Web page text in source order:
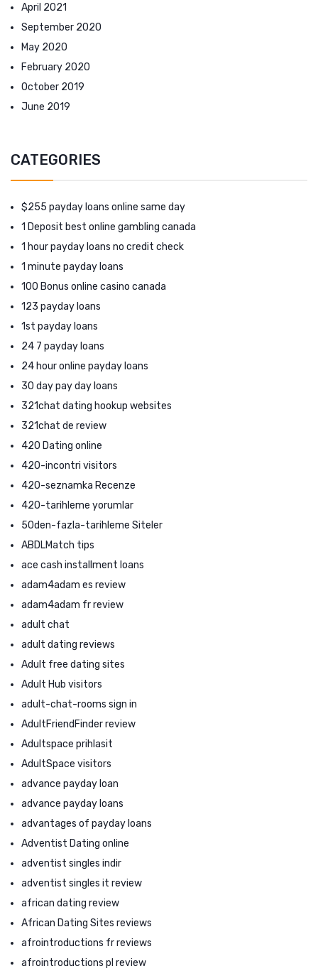
April 2021
September 2020
May 2020
February 2020
October 2019
June 2019
CATEGORIES
$255 payday loans online same day
1 Deposit best online gambling canada
1 hour payday loans no credit check
1 minute payday loans
100 Bonus online casino canada
123 payday loans
1st payday loans
24 7 payday loans
24 hour online payday loans
30 day pay day loans
321chat dating hookup websites
321chat de review
420 Dating online
420-incontri visitors
420-seznamka Recenze
420-tarihleme yorumlar
50den-fazla-tarihleme Siteler
ABDLMatch tips
ace cash installment loans
adam4adam es review
adam4adam fr review
adult chat
adult dating reviews
Adult free dating sites
Adult Hub visitors
adult-chat-rooms sign in
AdultFriendFinder review
Adultspace prihlasit
AdultSpace visitors
advance payday loan
advance payday loans
advantages of payday loans
Adventist Dating online
adventist singles indir
adventist singles it review
african dating review
African Dating Sites reviews
afrointroductions fr reviews
afrointroductions pl review